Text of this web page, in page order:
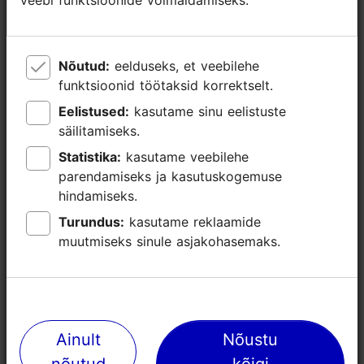
Nõutud:
funktsioonid töötaksid korrektselt.
Eelistused:
säilitamiseks.
Statistika:
parendamiseks ja kasutuskogemuse
hindamiseks.
Turundus:
muutmiseks sinule asjakohasemaks.
Ainult
Nõustu
Nõutud:
funktsioonid töötaksid korrektselt.
Eelistused:
säilitamiseks.
Statistika:
parendamiseks ja kasutuskogemuse
hindamiseks.
Turundus:
muutmiseks sinule asjakohasemaks.
Ainult
Nõustu